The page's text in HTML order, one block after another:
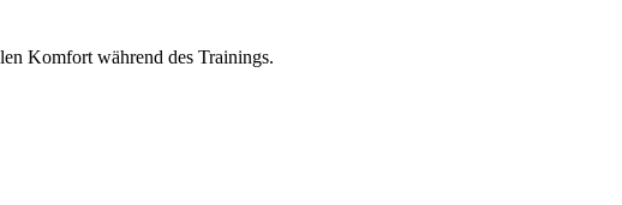
Komfort während des Trainings.